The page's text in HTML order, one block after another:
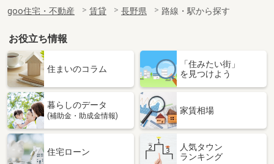
goo住宅・不動産 賃貸 長野県 路線・駅から探す
お役立ち情報
住まいのコラム
「住みたい街」
を見つけよう
暮らしのデータ
(補助金・助成金情報)
家賃相場
住宅ローン
人気タウン
ランキング